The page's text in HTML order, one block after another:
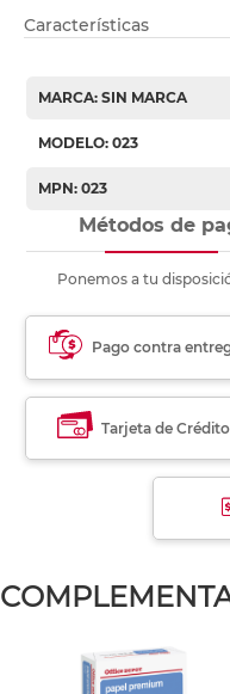
Características
MARCA: SIN MARCA
MODELO: 023
MPN: 023
Métodos de
Ponemos a tu
Pago contra
Tarjeta de Crédito